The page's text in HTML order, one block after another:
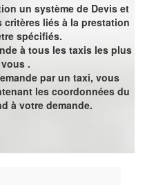
un système de Devis et
critères liés à la prestation
spécifiés.
à tous les taxis les plus
.
par un taxi, vous
les coordonnées du
à votre demande.